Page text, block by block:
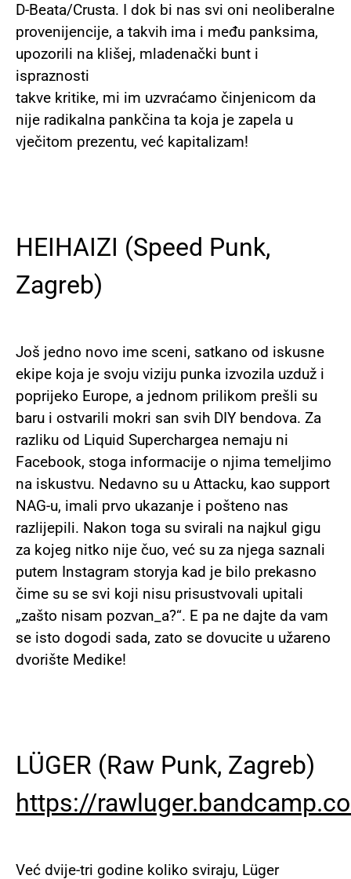
D-Beata/Crusta. I dok bi nas svi oni neoliberalne
provenijencije, a takvih ima i među panksima,
upozorili na klišej, mladenački bunt i
ispraznosti
takve kritike, mi im uzvraćamo činjenicom da
nije radikalna pankčina ta koja je zapela u
vječitom prezentu, već kapitalizam!
HEIHAIZI (Speed Punk,
Zagreb)
Još jedno novo ime sceni, satkano od iskusne
ekipe koja je svoju viziju punka izvozila uzduž i
poprijeko Europe, a jednom prilikom prešli su
baru i ostvarili mokri san svih DIY bendova. Za
razliku od Liquid Superchargea nemaju ni
Facebook, stoga informacije o njima temeljimo
na iskustvu. Nedavno su u Attacku, kao support
NAG-u, imali prvo ukazanje i pošteno nas
razlijepili. Nakon toga su svirali na najkul gigu
za kojeg nitko nije čuo, već su za njega saznali
putem Instagram storyja kad je bilo prekasno
čime su se svi koji nisu prisustvovali upitali
„zašto nisam pozvan_a?“. E pa ne dajte da vam
se isto dogodi sada, zato se dovucite u užareno
dvorište Medike!
LÜGER (Raw Punk, Zagreb)
https://
Već dvije-tri godine koliko sviraju, Lüger